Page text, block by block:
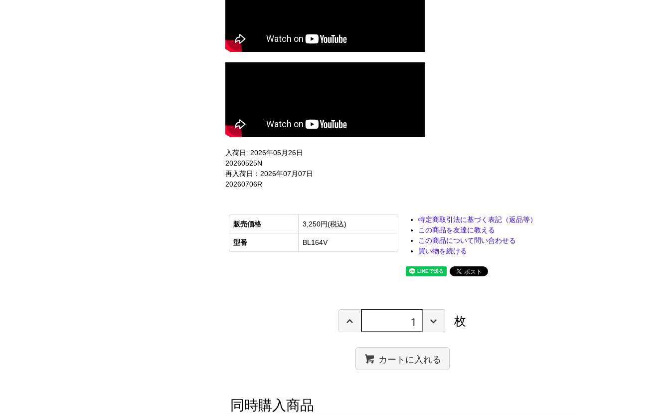
入荷日: 2026年05月26日
20260525N
再入荷日：2026年07月07日
20260706R
販売価格 3,250円(税込)
型番 BL164V
特定商取引法に基づく表記（返品等）
この商品を友達に教える
この商品について問い合わせる
買い物を続ける
枚
カートに入れる
同時購入商品